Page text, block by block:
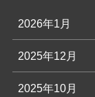
2026年1月
2025年12月
2025年10月